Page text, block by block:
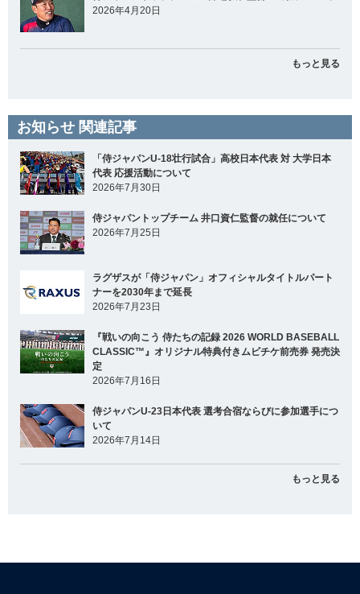
2026年4月20日
もっと見る
お知らせ 関連記事
「侍ジャパンU-18壮行試合」高校日本代表 対 大学日本
代表 応援活動について
2026年7月30日
侍ジャパントップチーム 井口資仁監督の就任について
2026年7月25日
ラグザスが「侍ジャパン」オフィシャルタイトルパート
ナーを2030年まで延長
2026年7月23日
『戦いの向こう 侍たちの記録 2026 WORLD BASEBALL
CLASSIC™』オリジナル特典付きムビチケ前売券 発売決
定
2026年7月16日
侍ジャパンU-23日本代表 選考合宿ならびに参加選手につ
いて
2026年7月14日
もっと見る